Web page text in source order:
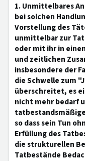
1. Unmittelbares
bei solchen
Vorstellung des
unmittelbar zur
oder mit ihr in
und zeitlichen
insbesondere der
die Schwelle zum
überschreitet, es
nicht mehr bedarf
so dass sein Tun
Erfüllung des
die strukturellen
Tatbestände